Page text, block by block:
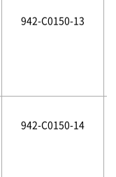
942-C0150-13
942-C0150-14